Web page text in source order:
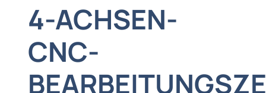
4-ACHSEN-
CNC-